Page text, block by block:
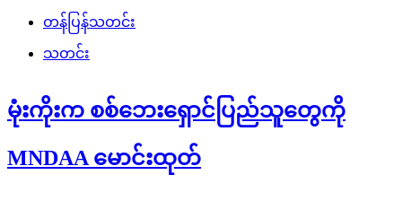
တန်ပြန်သတင်း
သတင်း
မုံးကိုးက စစ်ဘေးရှောင်ပြည်သူတွေကို
MNDAA မောင်းထုတ်